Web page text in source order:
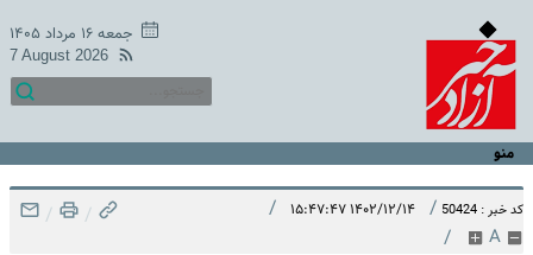
جمعه ۱۶ مرداد ۱۴۰۵
7 August 2026
منو
کد خبر : 50424 / ۱۴۰۲/۱۲/۱۴ ۱۵:۴۷:۴۷ /
A
/
/
/